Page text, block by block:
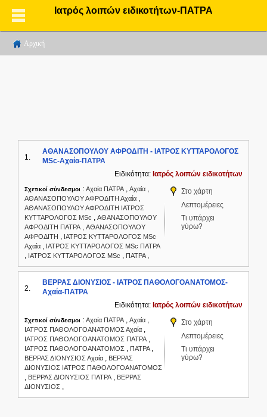
Ιατρός λοιπών ειδικοτήτων-ΠΑΤΡΑ
Αρχική
1.
ΑΘΑΝΑΣΟΠΟΥΛΟΥ ΑΦΡΟΔΙΤΗ - ΙΑΤΡΟΣ ΚΥΤΤΑΡΟΛΟΓΟΣ
MSc-Αχαία-ΠΑΤΡΑ
Ειδικότητα: Ιατρός λοιπών ειδικοτήτων
Σχετικοί σύνδεσμοι : Αχαία ΠΑΤΡΑ, Αχαία ,
ΑΘΑΝΑΣΟΠΟΥΛΟΥ ΑΦΡΟΔΙΤΗ Αχαία ,
ΑΘΑΝΑΣΟΠΟΥΛΟΥ ΑΦΡΟΔΙΤΗ ΙΑΤΡΟΣ
ΚΥΤΤΑΡΟΛΟΓΟΣ MSc , ΑΘΑΝΑΣΟΠΟΥΛΟΥ
ΑΦΡΟΔΙΤΗ ΠΑΤΡΑ, ΑΘΑΝΑΣΟΠΟΥΛΟΥ
ΑΦΡΟΔΙΤΗ , ΙΑΤΡΟΣ ΚΥΤΤΑΡΟΛΟΓΟΣ MSc
Αχαία , ΙΑΤΡΟΣ ΚΥΤΤΑΡΟΛΟΓΟΣ MSc ΠΑΤΡΑ
, ΙΑΤΡΟΣ ΚΥΤΤΑΡΟΛΟΓΟΣ MSc , ΠΑΤΡΑ ,
Στο χάρτη
Λεπτομέρειες
Τι υπάρχει
γύρω?
2.
ΒΕΡΡΑΣ ΔΙΟΝΥΣΙΟΣ - ΙΑΤΡΟΣ ΠΑΘΟΛΟΓΟΑΝΑΤΟΜΟΣ-
Αχαία-ΠΑΤΡΑ
Ειδικότητα: Ιατρός λοιπών ειδικοτήτων
Σχετικοί σύνδεσμοι : Αχαία ΠΑΤΡΑ, Αχαία ,
ΙΑΤΡΟΣ ΠΑΘΟΛΟΓΟΑΝΑΤΟΜΟΣ Αχαία ,
ΙΑΤΡΟΣ ΠΑΘΟΛΟΓΟΑΝΑΤΟΜΟΣ ΠΑΤΡΑ,
ΙΑΤΡΟΣ ΠΑΘΟΛΟΓΟΑΝΑΤΟΜΟΣ , ΠΑΤΡΑ ,
ΒΕΡΡΑΣ ΔΙΟΝΥΣΙΟΣ Αχαία , ΒΕΡΡΑΣ
ΔΙΟΝΥΣΙΟΣ ΙΑΤΡΟΣ ΠΑΘΟΛΟΓΟΑΝΑΤΟΜΟΣ
, ΒΕΡΡΑΣ ΔΙΟΝΥΣΙΟΣ ΠΑΤΡΑ, ΒΕΡΡΑΣ
ΔΙΟΝΥΣΙΟΣ ,
Στο χάρτη
Λεπτομέρειες
Τι υπάρχει
γύρω?